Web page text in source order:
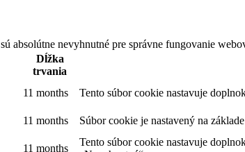
absolútne nevyhnutné pre správne fungovanie
Dĺžka
trvania
11 months
Tento súbor cookie nastavuje
11 months
Súbor cookie je nastavený na
11 months
Tento súbor cookie nastavuje